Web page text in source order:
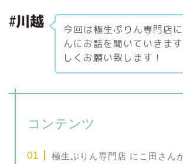
今回は極生ぷりん専門店
んにお話を聞いていきま
しくお願い致します！
コンテンツ
極生ぷりん専門店 にこ田さん